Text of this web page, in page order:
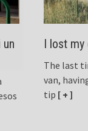
I lost my
The last
van,
tip [ + ]